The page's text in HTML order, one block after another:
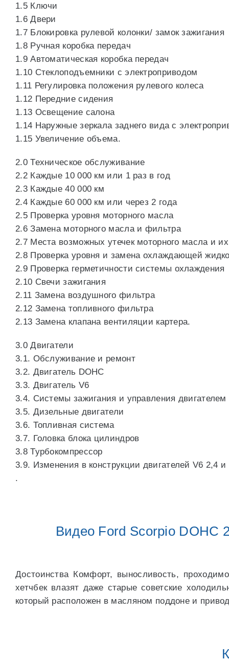
1.5 Ключи
1.6 Двери
1.7 Блокировка рулевой колонки/ замок зажигания
1.8 Ручная коробка передач
1.9 Автоматическая коробка передач
1.10 Стеклоподъемники с электроприводом
1.11 Регулировка положения рулевого колеса
1.12 Передние сидения
1.13 Освещение салона
1.14 Наружные зеркала заднего вида с
1.15 Увеличение объема.
2.0 Техническое обслуживание
2.2 Каждые 10 000 км или 1 раз в год
2.3 Каждые 40 000 км
2.4 Каждые 60 000 км или через 2 года
2.5 Проверка уровня моторного масла
2.6 Замена моторного масла и фильтра
2.7 Места возможных утечек моторного масла и
2.8 Проверка уровня и замена охлаждающей
2.9 Проверка герметичности системы охлаждения
2.10 Свечи зажигания
2.11 Замена воздушного фильтра
2.12 Замена топливного фильтра
2.13 Замена клапана вентиляции картера.
3.0 Двигатели
3.1. Обслуживание и ремонт
3.2. Двигатель DOHC
3.3. Двигатель V6
3.4. Системы зажигания и управления двигателем
3.5. Дизельные двигатели
3.6. Топливная система
3.7. Головка блока цилиндров
3.8 Турбокомпрессор
3.9. Изменения в конструкции двигателей V6 2,4
.
Видео Ford Scorpio
Достоинства Комфорт, выносливость,
хетчбек влазят даже старые советские
который расположен в масляном поддоне и